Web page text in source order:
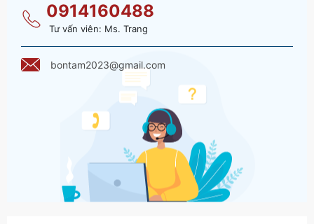
0914160488
Tư vấn viên: Ms. Trang
bontam2023@gmail.com